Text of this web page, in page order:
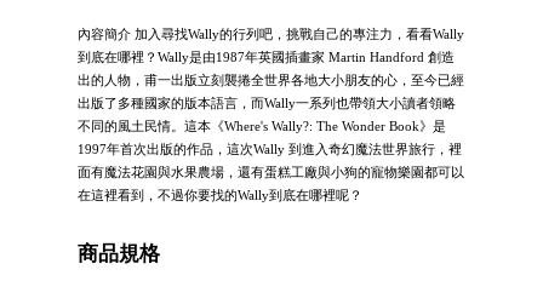
內容簡介 加入尋找Wally的行列吧，挑戰自己的專注力，看看Wally
到底在哪裡？Wally是由1987年英國插畫家 Martin Handford 創造
出的人物，甫一出版立刻襲捲全世界各地大小朋友的心，至今已經
出版了多種國家的版本語言，而Wally一系列也帶領大小讀者領略
不同的風土民情。這本《Where's Wally?: The Wonder Book》是
1997年首次出版的作品，這次Wally 到進入奇幻魔法世界旅行，裡
面有魔法花園與水果農場，還有蛋糕工廠與小狗的寵物樂園都可以
在這裡看到，不過你要找的Wally到底在哪裡呢？
商品規格